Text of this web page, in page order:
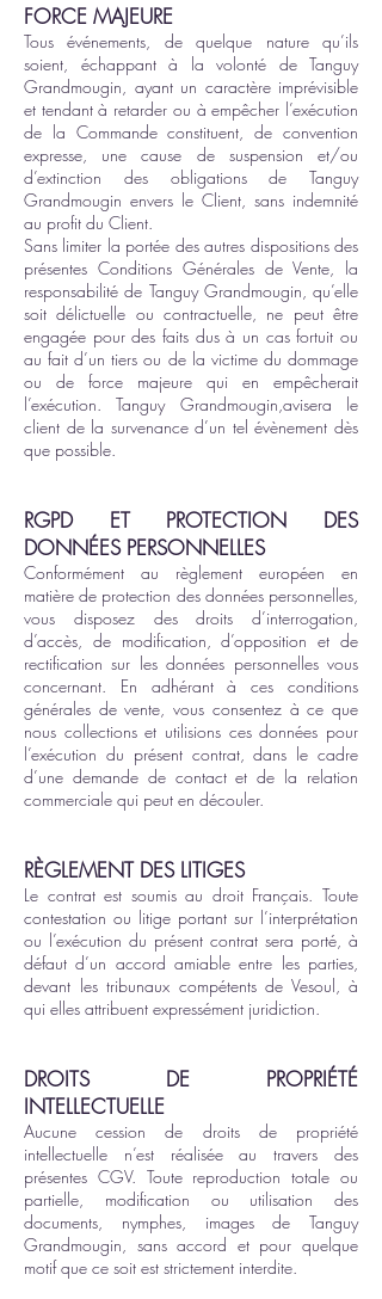
FORCE MAJEURE
Tous événements, de quelque nature qu’ils
soient, échappant à la volonté de Tanguy
Grandmougin, ayant un caractère imprévisible
et tendant à retarder ou à empêcher l’exécution
de la Commande constituent, de convention
expresse, une cause de suspension et/ou
d’extinction des obligations de Tanguy
Grandmougin envers le Client, sans indemnité
au profit du Client.
Sans limiter la portée des autres dispositions des
présentes Conditions Générales de Vente, la
responsabilité de Tanguy Grandmougin, qu’elle
soit délictuelle ou contractuelle, ne peut être
engagée pour des faits dus à un cas fortuit ou
au fait d’un tiers ou de la victime du dommage
ou de force majeure qui en empêcherait
l’exécution. Tanguy Grandmougin ,avisera le
client de la survenance d’un tel évènement dès
que possible.
RGPD ET PROTECTION DES
DONNÉES PERSONNELLES
Conformément au règlement européen en
matière de protection des données personnelles,
vous disposez des droits d’interrogation,
d’accès, de modification, d’opposition et de
rectification sur les données personnelles vous
concernant. En adhérant à ces conditions
générales de vente, vous consentez à ce que
nous collections et utilisions ces données pour
l’exécution du présent contrat, dans le cadre
d’une demande de contact et de la relation
commerciale qui peut en découler.
RÈGLEMENT DES LITIGES
Le contrat est soumis au droit Français. Toute
contestation ou litige portant sur l’interprétation
ou l’exécution du présent contrat sera porté, à
défaut d’un accord amiable entre les parties,
devant les tribunaux compétents de Vesoul, à
qui elles attribuent expressément juridiction.
DROITS DE PROPRIÉTÉ
INTELLECTUELLE
Aucune cession de droits de propriété
intellectuelle n’est réalisée au travers des
présentes CGV. Toute reproduction totale ou
partielle, modification ou utilisation des
documents, nymphes, images de Tanguy
Grandmougin, sans accord et pour quelque
motif que ce soit est strictement interdite.